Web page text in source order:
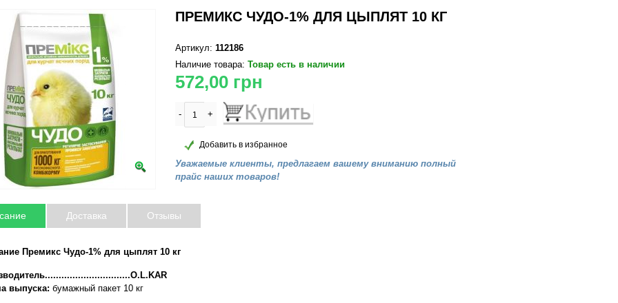
ПРЕМИКС ЧУДО-1% ДЛЯ ЦЫПЛЯТ 10 КГ
Артикул: 112186
Наличие товара: Товар есть в наличии
572,00 грн
- +
Добавить в избранное
Уважаемые клиенты, предлагаем вашему вниманию полный
прайс наших товаров!
Доставка Отзывы
Премикс Чудо-1% для цыплят 10 кг
выпуска: бумажный пакет 10 кг